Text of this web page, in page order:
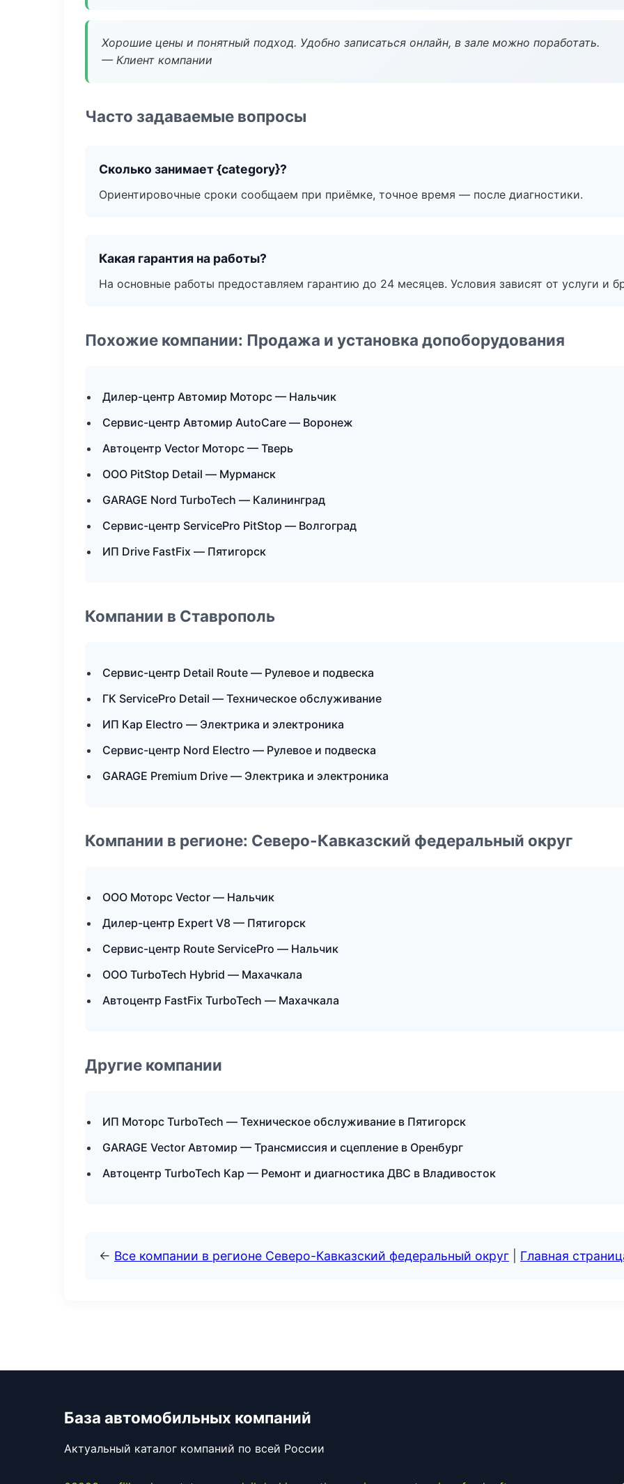
Хорошие цены и понятный подход. Удобно записаться онлайн, в зале можно поработать.
— Клиент компании
Часто задаваемые вопросы
Сколько занимает {category}?
Ориентировочные сроки сообщаем при приёмке, точное время — после диагностики.
Какая гарантия на работы?
На основные работы предоставляем гарантию до 24 месяцев. Условия зависят от услуги и
Похожие компании: Продажа и установка допоборудования
Дилер-центр Автомир Моторс — Нальчик
Сервис-центр Автомир AutoCare — Воронеж
Автоцентр Vector Моторс — Тверь
ООО PitStop Detail — Мурманск
GARAGE Nord TurboTech — Калининград
Сервис-центр ServicePro PitStop — Волгоград
ИП Drive FastFix — Пятигорск
Компании в Ставрополь
Сервис-центр Detail Route — Рулевое и подвеска
ГК ServicePro Detail — Техническое обслуживание
ИП Кар Electro — Электрика и электроника
Сервис-центр Nord Electro — Рулевое и подвеска
GARAGE Premium Drive — Электрика и электроника
Компании в регионе: Северо-Кавказский федеральный округ
ООО Моторс Vector — Нальчик
Дилер-центр Expert V8 — Пятигорск
Сервис-центр Route ServicePro — Нальчик
ООО TurboTech Hybrid — Махачкала
Автоцентр FastFix TurboTech — Махачкала
Другие компании
ИП Моторс TurboTech — Техническое обслуживание в Пятигорск
GARAGE Vector Автомир — Трансмиссия и сцепление в Оренбург
Автоцентр TurboTech Кар — Ремонт и диагностика ДВС в Владивосток
← Все компании в регионе Северо-Кавказский федеральный округ Главная
База автомобильных компаний
Актуальный каталог компаний по всей России